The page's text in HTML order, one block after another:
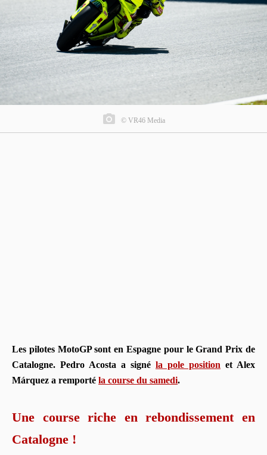
© VR46 Media
Les pilotes MotoGP sont en Espagne pour le Grand Prix de
Catalogne. Pedro Acosta a signé la pole position et Alex
Márquez a remporté la course du samedi.
Une course riche en rebondissement en
Catalogne !